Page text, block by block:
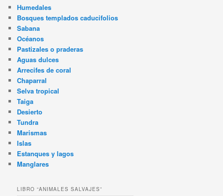
Humedales
Bosques templados caducifolios
Sabana
Océanos
Pastizales o praderas
Aguas dulces
Arrecifes de coral
Chaparral
Selva tropical
Taiga
Desierto
Tundra
Marismas
Islas
Estanques y lagos
Manglares
LIBRO “ANIMALES SALVAJES”